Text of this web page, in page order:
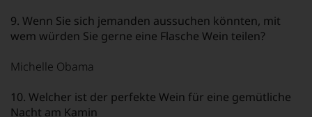
9. Wenn Sie sich jemanden aussuchen könnten, mit
wem würden Sie gerne eine Flasche Wein teilen?
Michelle Obama
10. Welcher ist der perfekte Wein für eine gemütliche
Nacht am Kamin